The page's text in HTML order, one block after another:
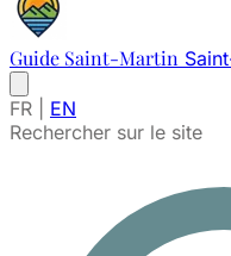
Guide Saint-Martin
FR
EN
Rechercher sur le site